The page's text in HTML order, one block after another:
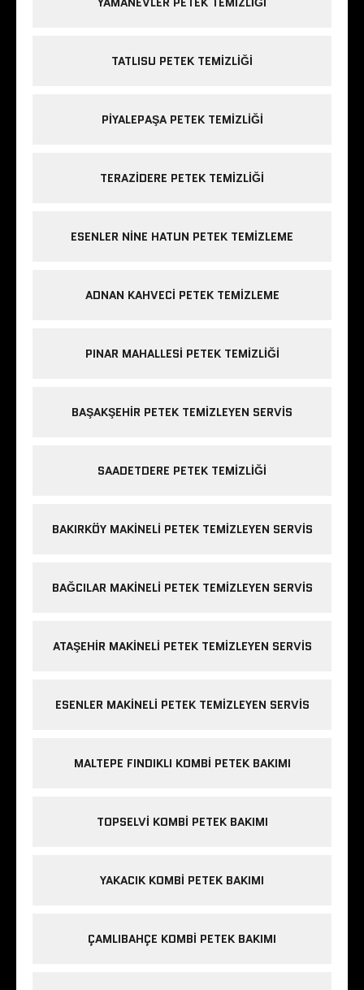
TATLISU PETEK TEMIZLIĞI
PIYALEPAŞA PETEK TEMIZLIĞI
TERAZIDERE PETEK TEMIZLIĞI
ESENLER NINE HATUN PETEK TEMIZLEME
ADNAN KAHVECI PETEK TEMIZLEME
PINAR MAHALLESI PETEK TEMIZLIĞI
BAŞAKŞEHIR PETEK TEMIZLEYEN SERVIS
SAADETDERE PETEK TEMIZLIĞI
BAKIRKÖY MAKINELI PETEK TEMIZLEYEN SERVIS
BAĞCILAR MAKINELI PETEK TEMIZLEYEN SERVIS
ATAŞEHIR MAKINELI PETEK TEMIZLEYEN SERVIS
ESENLER MAKINELI PETEK TEMIZLEYEN SERVIS
MALTEPE FINDIKLI KOMBI PETEK BAKIMI
TOPSELVI KOMBI PETEK BAKIMI
YAKACIK KOMBI PETEK BAKIMI
ÇAMLIBAHÇE KOMBI PETEK BAKIMI